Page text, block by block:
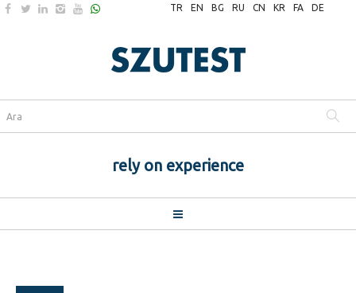
TR EN BG RU CN KR FA DE
rely on experience